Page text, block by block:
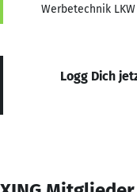
Werbetechnik LKW
Logg Dich